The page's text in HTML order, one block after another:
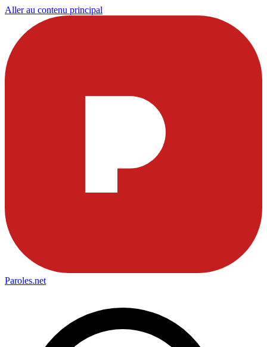
Aller au contenu principal
Paroles.net